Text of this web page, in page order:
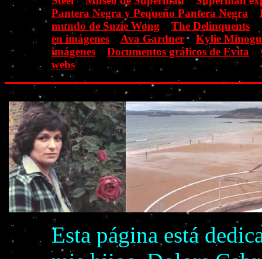
Pantera Negra y Pequeño Pantera Negra
mundo de Suzie Wong
The Delinquents
en imágenes
Ava Gardner
Kylie
imágenes
Documentos gráficos de Evita
webs
Esta página está